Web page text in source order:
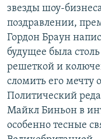
звезды шоу-
поздравлении,
Гордон Браун
будущее была
решеткой и
сломить его мечту
Политический
Майкл Биньон в
особенно тесные